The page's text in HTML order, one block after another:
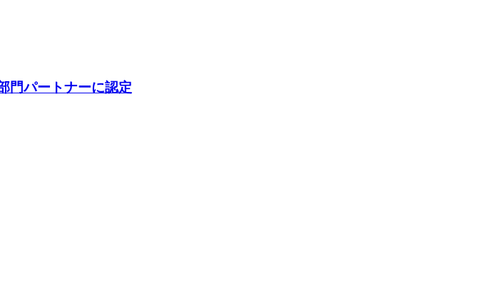
門パートナーに認定